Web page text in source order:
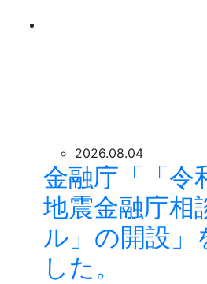
2026.08.04
金融庁「「令
地震金融庁相
ル」の開設」
した。